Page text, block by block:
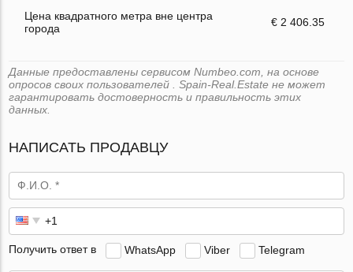
Цена квадратного метра вне центра
города
€ 2 406.35
Данные предоставлены сервисом Numbeo.com, на основе
опросов своих пользователей . Spain-Real.Estate не может
гарантировать достоверность и правильность этих
данных.
НАПИСАТЬ ПРОДАВЦУ
Получить ответ в WhatsApp Viber Telegram